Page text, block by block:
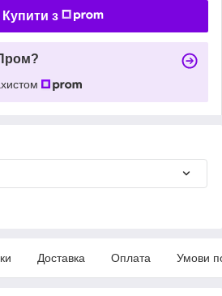
Купити з
Доставка Оплата Умови